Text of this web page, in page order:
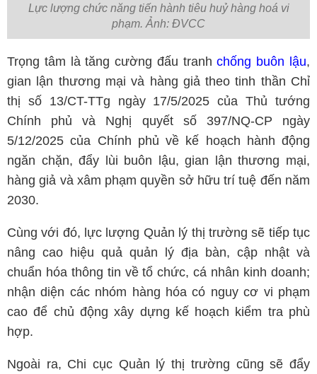
Lực lượng chức năng tiến hành tiêu huỷ hàng hoá vi
phạm. Ảnh: ĐVCC
Trọng tâm là tăng cường đấu tranhchống buôn lậu,
gian lận thương mại và hàng giả theo tinh thần Chỉ
thị số 13/CT-TTg ngày 17/5/2025 của Thủ tướng
Chính phủ và Nghị quyết số 397/NQ-CP ngày
5/12/2025 của Chính phủ về kế hoạch hành động
ngăn chặn, đẩy lùi buôn lậu, gian lận thương mại,
hàng giả và xâm phạm quyền sở hữu trí tuệ đến năm
2030.
Cùng với đó, lực lượng Quản lý thị trường sẽ tiếp tục
nâng cao hiệu quả quản lý địa bàn, cập nhật và
chuẩn hóa thông tin về tổ chức, cá nhân kinh doanh;
nhận diện các nhóm hàng hóa có nguy cơ vi phạm
cao để chủ động xây dựng kế hoạch kiểm tra phù
hợp.
Ngoài ra, Chi cục Quản lý thị trường cũng sẽ đẩy